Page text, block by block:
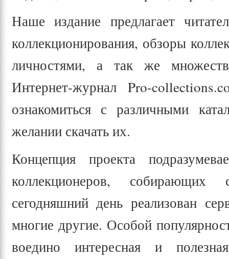
Наше издание предлагает
коллекционирования, обзоры
личностями, а так же
Интернет-журнал Pro-
ознакомиться с различными
желании скачать их.
Концепция проекта
коллекционеров,
сегодняшний день реализован
многие другие. Особой
воедино интересная и